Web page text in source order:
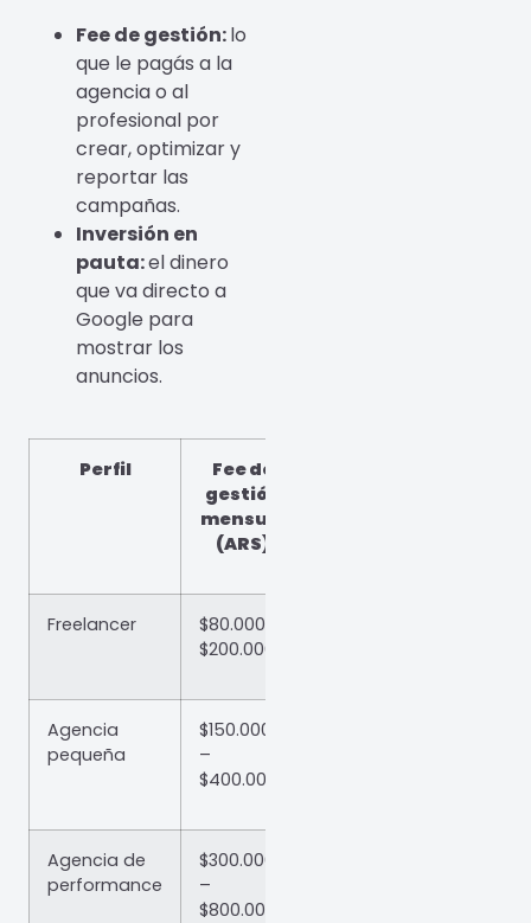
Fee de gestión:lo
que le pagás a la
agencia o al
profesional por
crear, optimizar y
reportar las
campañas.
Inversión en
pauta:el dinero
que va directo a
Google para
mostrar los
anuncios.
Perfil
Fee de
gestión
mensual
(ARS)
Freelancer
$80.000 –
$200.000
Agencia
pequeña
$150.000
–
$400.000
Agencia de
performance
$300.000
–
$800.000+